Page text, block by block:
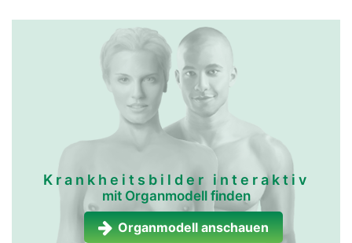
Krankheitsbilder interaktiv
mit Organmodell finden
Organmodell anschauen